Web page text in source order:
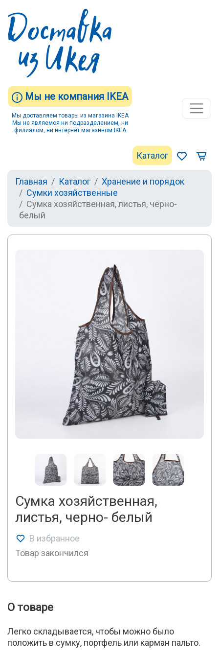
Мы не компания IKEA
Мы доставляем товары из магазина IKEA
Мы не являемся ни подразделением, ни
филиалом, ни интернет магазином IKEA
Каталог
Главная Каталог
Хранение и порядок
Сумки хозяйственные
Сумка хозяйственная, листья, черно-
белый
Сумка хозяйственная,
листья, черно- белый
В избранное
Товар закончился
О товаре
Легко складывается, чтобы можно было
положить в сумку, портфель или карман пальто.